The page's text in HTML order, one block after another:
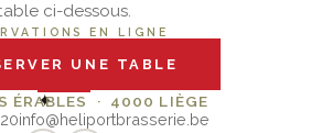
ci-dessous.
EN LIGNE
UNE TABLE
✦
ÉRABLES · 4000 LIÈGE
info@heliportbrasserie.be